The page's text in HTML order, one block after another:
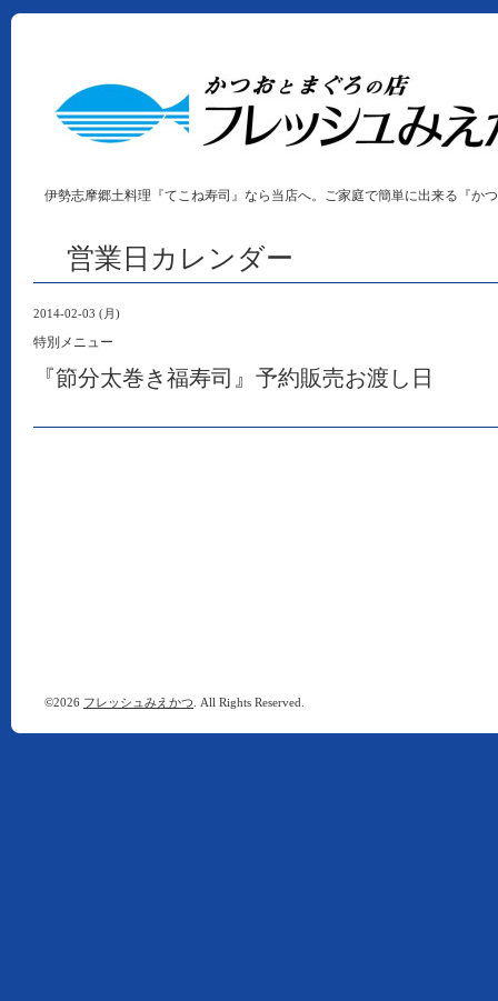
伊勢志摩郷土料理『てこね寿司』なら当店へ。ご家庭で簡単に出来る『か
営業日カレンダー
2014-02-03 (月)
特別メニュー
『節分太巻き福寿司』予約販売お渡し日
©2026 フレッシュみえかつ . All Rights Reserved.